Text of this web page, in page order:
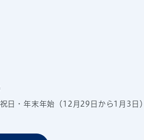
日・年末年始（12月29日から1月3日）